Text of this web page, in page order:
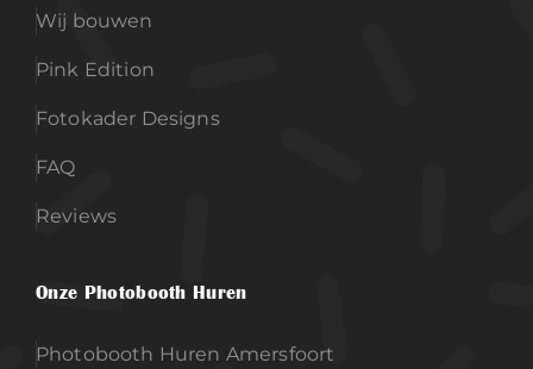
Wij bouwen
Pink Edition
Fotokader Designs
FAQ
Reviews
Onze Photobooth Huren
Photobooth Huren Amersfoort